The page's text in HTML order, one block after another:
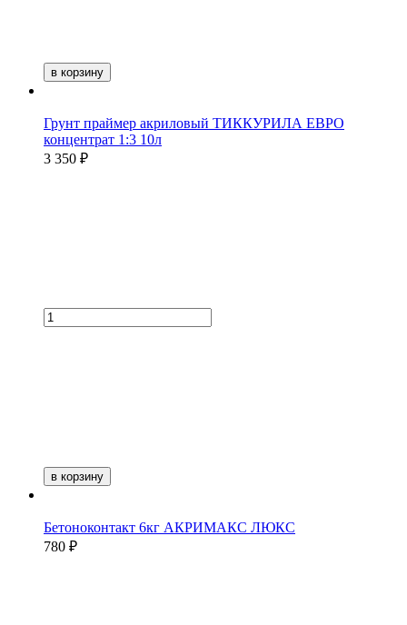
в корзину
Грунт праймер акриловый ТИККУРИЛА ЕВРО
концентрат 1:3 10л
3 350 ₽
в корзину
Бетоноконтакт 6кг АКРИМАКС ЛЮКС
780 ₽